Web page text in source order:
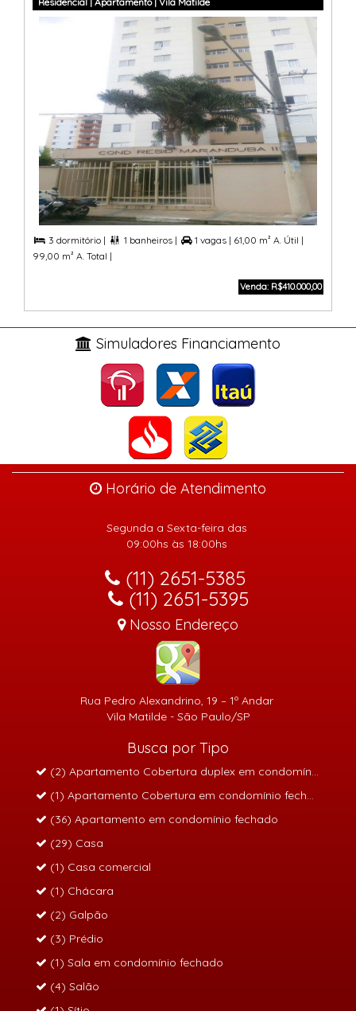
 3 dormitório |  1 banheiros |  1 vagas | 61,00 m² A. Útil |
99,00 m² A. Total |
Venda: R$410.000,00
Simuladores Financiamento
Horário de Atendimento
Segunda a Sexta-feira das
09:00hs às 18:00hs
(11) 2651-5385
(11) 2651-5395
Nosso Endereço
Rua Pedro Alexandrino, 19 – 1º Andar
Vila Matilde - São Paulo/SP
Busca por Tipo
(2) Apartamento Cobertura duplex em condomínio
(1) Apartamento Cobertura em condomínio fechado
(36) Apartamento em condomínio fechado
(29) Casa
(1) Casa comercial
(1) Chácara
(2) Galpão
(3) Prédio
(1) Sala em condomínio fechado
(4) Salão